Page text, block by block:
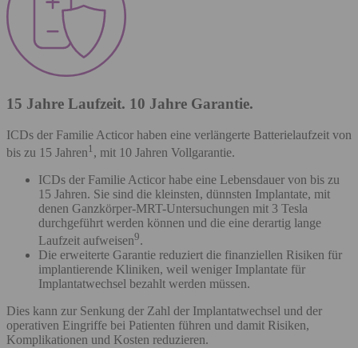
15 Jahre Laufzeit. 10 Jahre Garantie.
ICDs der Familie Acticor haben eine verlängerte Batterielaufzeit von
bis zu 15 Jahren1 , mit 10 Jahren Vollgarantie.
ICDs der Familie Acticor habe eine Lebensdauer von bis zu
15 Jahren. Sie sind die kleinsten, dünnsten Implantate, mit
denen Ganzkörper-MRT-Untersuchungen mit 3 Tesla
durchgeführt werden können und die eine derartig lange
Laufzeit aufweisen9.
Die erweiterte Garantie reduziert die finanziellen Risiken für
implantierende Kliniken, weil weniger Implantate für
Implantatwechsel bezahlt werden müssen.
Dies kann zur Senkung der Zahl der Implantatwechsel und der
operativen Eingriffe bei Patienten führen und damit Risiken,
Komplikationen und Kosten reduzieren.